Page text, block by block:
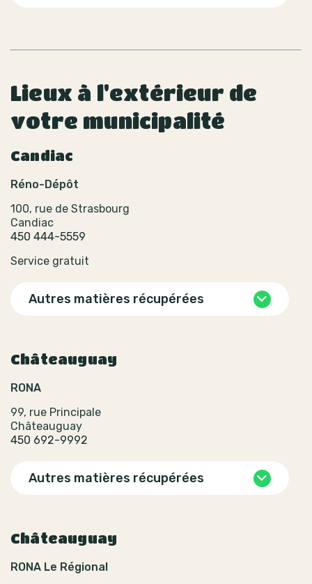
Lieux à l'extérieur de
votre municipalité
Candiac
Réno-Dépôt
100, rue de Strasbourg
Candiac
450 444-5559
Service gratuit
Autres matières récupérées
Châteauguay
RONA
99, rue Principale
Châteauguay
450 692-9992
Autres matières récupérées
Châteauguay
RONA Le Régional